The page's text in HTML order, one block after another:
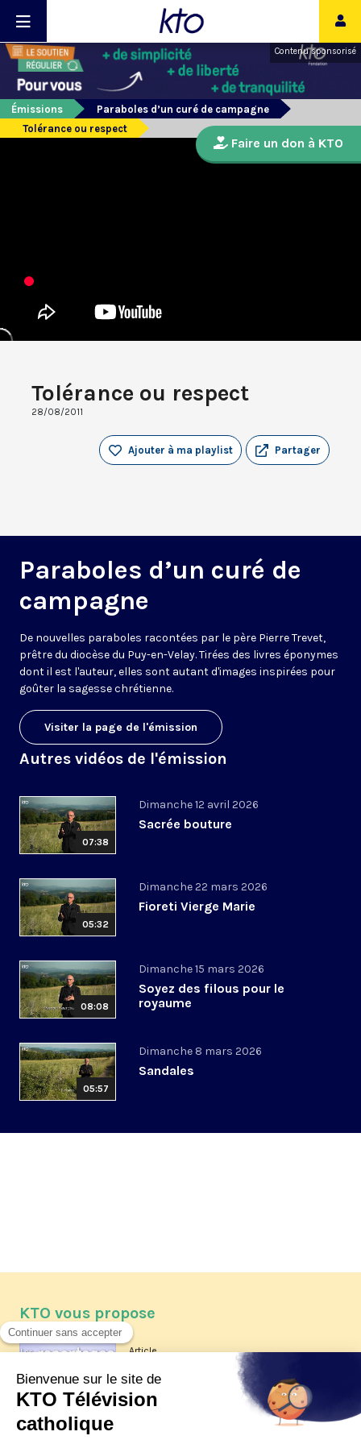
Contenu sponsorisé
Émissions
Paraboles d’un curé de campagne
Tolérance ou respect
Tolérance ou respect
28/08/2011
Partager
Ajouter à ma playlist
Paraboles d’un curé de
campagne
De nouvelles paraboles racontées par le père Pierre Trevet,
prêtre du diocèse du Puy-en-Velay. Tirées des livres éponymes
dont il est l'auteur, elles sont autant d'images inspirées pour
goûter la sagesse chrétienne.
Visiter la page de l'émission
Autres vidéos de l'émission
07:38
Dimanche 12 avril 2026
Sacrée bouture
05:32
Dimanche 22 mars 2026
Fioreti Vierge Marie
08:08
Dimanche 15 mars 2026
Soyez des filous pour le
royaume
05:57
Dimanche 8 mars 2026
Sandales
Faire un don à KTO
KTO vous propose
Article
Les reportages d'été 2026 de KTO